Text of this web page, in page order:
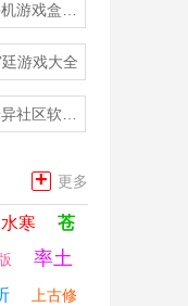
游戏大全
+ 更多
寒
苍
率土
上古修